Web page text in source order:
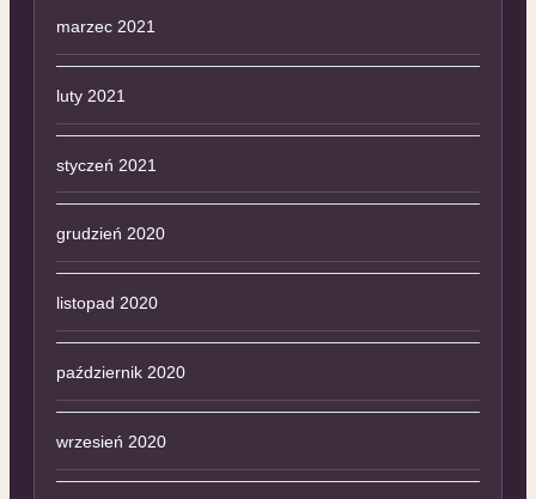
marzec 2021
luty 2021
styczeń 2021
grudzień 2020
listopad 2020
październik 2020
wrzesień 2020